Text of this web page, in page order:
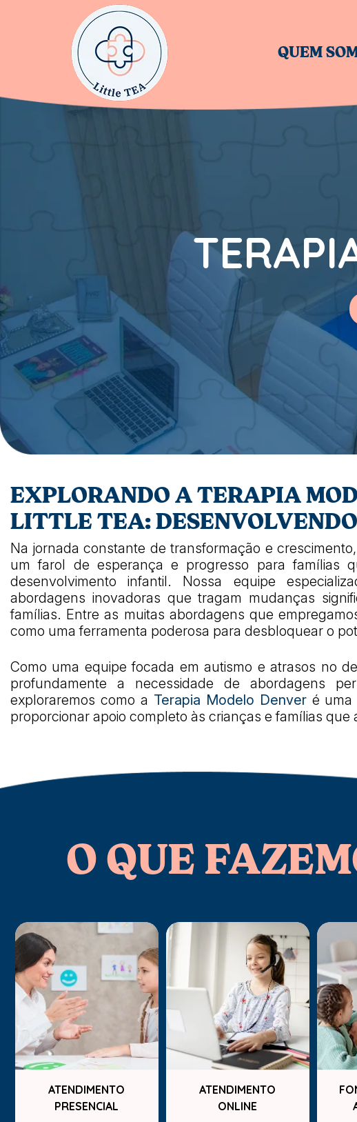
QUEM
EXPLORANDO A TERAPIA
LITTLE TEA:
Na jornada constante de transformação e
um farol de esperança e progresso para famílias
desenvolvimento infantil. Nossa equipe
abordagens inovadoras que tragam mudanças
famílias. Entre as muitas abordagens que
como uma ferramenta poderosa para desbloquear o
Como uma equipe focada em autismo e atrasos no
profundamente a necessidade de abordagens
exploraremos como a Terapia Modelo Denveré uma
proporcionar apoio completo às crianças e famílias que
O QUE
ATENDIMENTO
PRESENCIAL
ATENDIMENTO
ONLINE